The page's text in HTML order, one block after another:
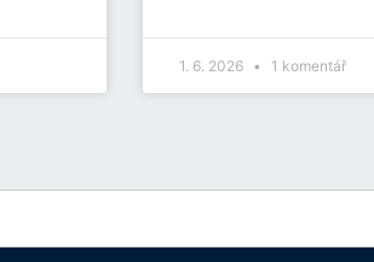
1. 6. 2026 1 komentář